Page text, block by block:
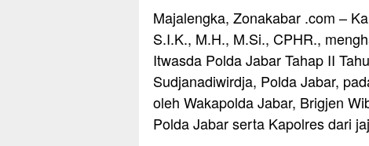
Majalengka, Zonakabar .com –
S.I.K., M.H., M.Si., CPHR.,
Itwasda Polda Jabar Tahap II
Sudjanadiwirdja, Polda Jabar,
oleh Wakapolda Jabar, Brigjen
Polda Jabar serta Kapolres dari